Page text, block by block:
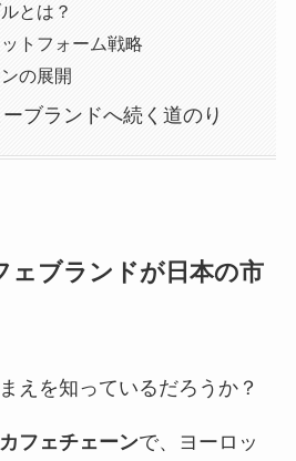
とは？
トフォーム戦略
の展開
ブランドへ続く道のり
ェブランドが日本の市
えを知っているだろうか？
フェチェーンで、ヨーロッ